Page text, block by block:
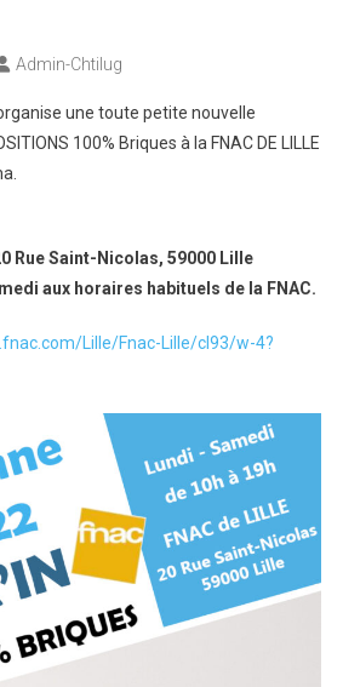
Admin-Chtilug
organise une toute petite nouvelle
100% Briques à la FNAC DE LILLE
Rue Saint-Nicolas, 59000 Lille
aux horaires habituels de la FNAC.
Lille/Fnac-Lille/cl93/w-4?